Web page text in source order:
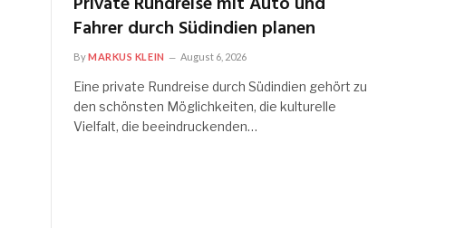
Fahrer durch Südindien planen
ByMARKUS KLEIN August 6, 2026
Eine private Rundreise durch Südindien gehört zu
den schönsten Möglichkeiten, die kulturelle
Vielfalt, die beeindruckenden…